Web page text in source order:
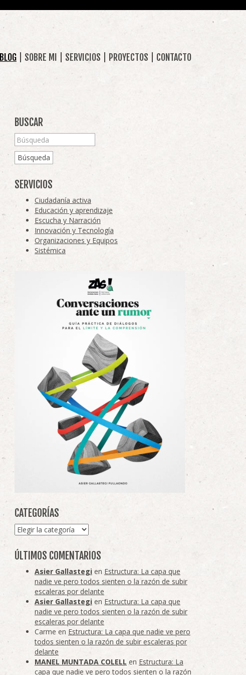
BLOG SOBRE MI SERVICIOS PROYECTOS CONTACTO
BUSCAR
Búsqueda
SERVICIOS
Ciudadanía activa
Educación y aprendizaje
Escucha y Narración
Innovación y Tecnología
Organizaciones y Equipos
Sistémica
CATEGORÍAS
Categorías
ÚLTIMOS COMENTARIOS
Asier Gallastegi en Estructura: La capa que
nadie ve pero todos sienten o la razón de subir
escaleras por delante
Asier Gallastegi en Estructura: La capa que
nadie ve pero todos sienten o la razón de subir
escaleras por delante
Carme en Estructura: La capa que nadie ve pero
todos sienten o la razón de subir escaleras por
delante
MANEL MUNTADA COLELL en Estructura: La
capa que nadie ve pero todos sienten o la razón